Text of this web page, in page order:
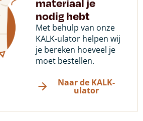
nodig hebt
Met behulp van onze
KALK-ulator helpen wij
je bereken hoeveel je
moet bestellen.
Naar de KALK-
ulator